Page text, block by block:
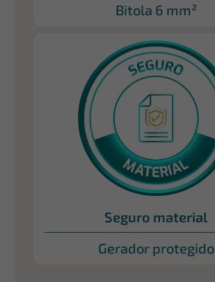
Bitola 6 mm²
Seguro material
Gerador protegido